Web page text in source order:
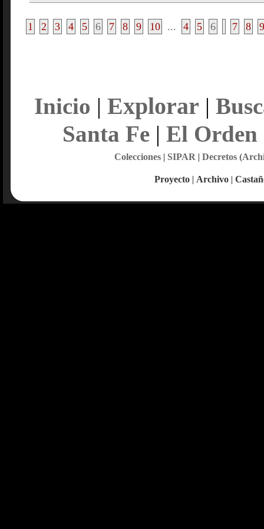
1 2 3 4 5 6 7 8 9 10 ... 4 5 6 7 8 9
Inicio | Explorar |
Santa Fe| El Orden
Colecciones| SIPAR | Decretos
Proyecto | Archivo |